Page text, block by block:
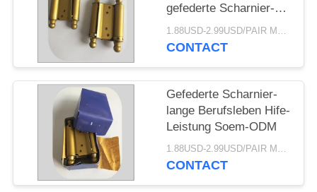
gefederte Scharnier-
doppelte Aktion klein 1.88USD-2.99USD/PAIR MOQ:500 Paare
CONTACT
Gefederte Scharnier-
lange Berufsleben Hife-
Leistung Soem-ODM
1.88USD-2.99USD/PAIR MOQ:500 Paare
CONTACT